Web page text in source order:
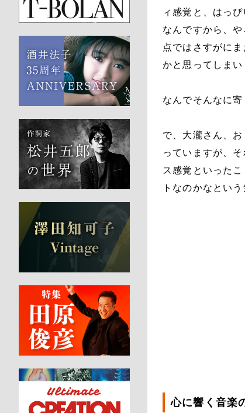
ィ感覚と、はっ
なんですから、
点ではさすがに
かと思ってしまい
なんでそんなに
で、大瀧さん、
っていますが、
ス感覚といった
トなのかなとい
心に響く音楽